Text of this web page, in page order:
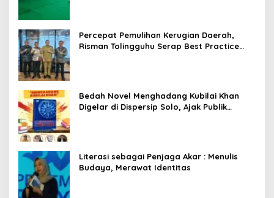
Percepat Pemulihan Kerugian Daerah,
Risman Tolingguhu Serap Best Practice
Bedah Novel Menghadang Kubilai Khan
Digelar di Dispersip Solo, Ajak Publik
Literasi sebagai Penjaga Akar : Menulis
Budaya, Merawat Identitas